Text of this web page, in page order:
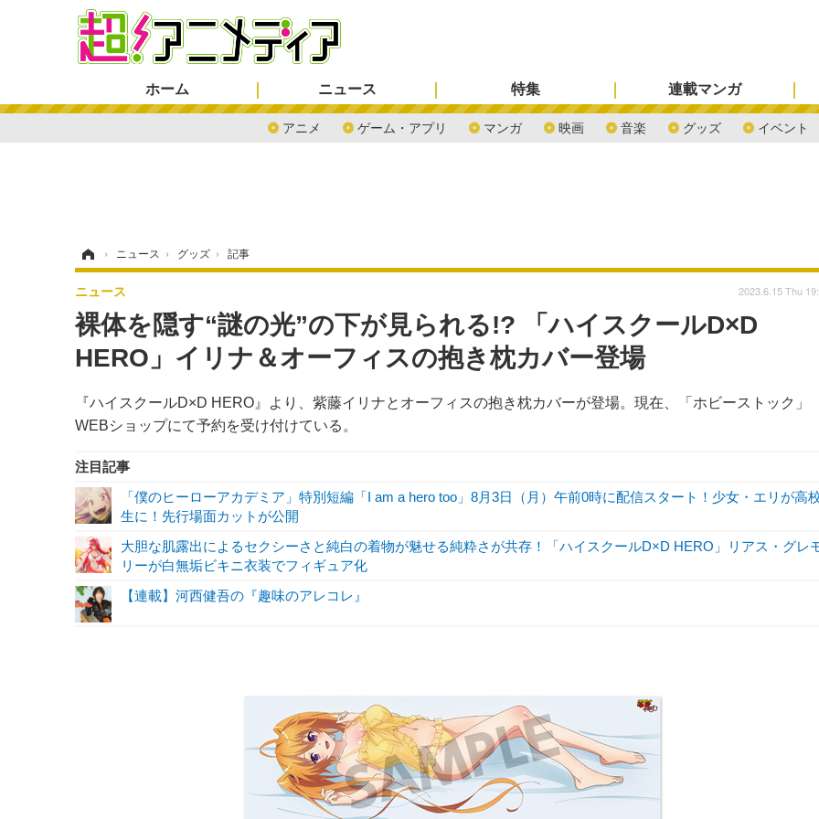
ホーム ニュース
アニメ ゲーム・アプリ マンガ 映画 音楽 グッズ イベント
特集 連載マンガ
› ニュース › グッズ › 記事
裸体を隠す“謎の光”の下が見られる!? 「ハイスクールD×D
HERO」イリナ＆オーフィスの抱き枕カバー登場
『ハイスクールD×D HERO』より、紫藤イリナとオーフィスの抱き枕カバーが登場。現在、「ホビーストック」
WEBショップにて予約を受け付けている。
ニュース 2023.6.15 Thu
注目記事
「僕のヒーローアカデミア」特別短編「I am a hero too」8月3日（月）午前0時に配信スタート！少女・エリが高
生に！先行場面カットが公開
大胆な肌露出によるセクシーさと純白の着物が魅せる純粋さが共存！「ハイスクールD×D HERO」リアス・グレ
リーが白無垢ビキニ衣装でフィギュア化
【連載】河西健吾の『趣味のアレコレ』